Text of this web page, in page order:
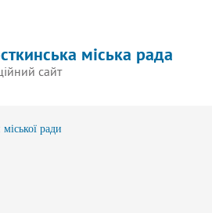
міська рада
сайт
ради